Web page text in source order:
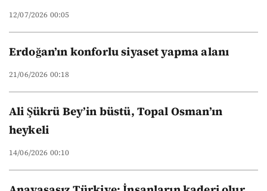
12/07/2026 00:05
Erdoğan’ın konforlu siyaset yapma alanı
21/06/2026 00:18
Ali Şükrü Bey’in büstü, Topal Osman’ın
heykeli
14/06/2026 00:10